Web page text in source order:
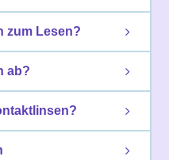
zum Lesen?
ab?